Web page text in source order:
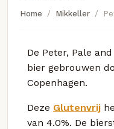
Home Mikkeller
De Peter, Pale
bier gebrouwen
Copenhagen.
Deze Glutenvrij
van 4.0%. De